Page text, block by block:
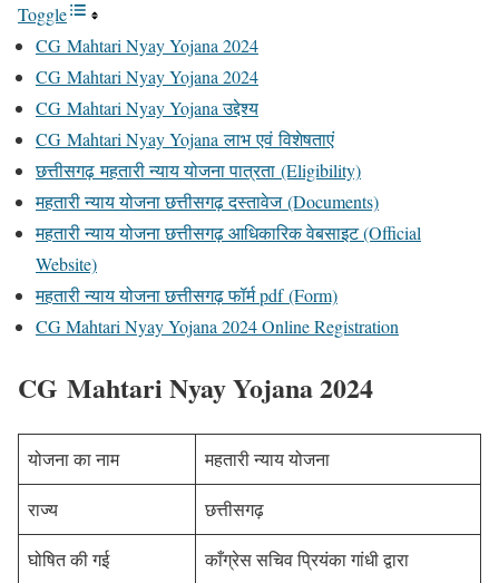
Toggle
CG Mahtari Nyay Yojana 2024
CG Mahtari Nyay Yojana 2024
CG Mahtari Nyay Yojana उद्देश्य
CG Mahtari Nyay Yojana लाभ एवं विशेषताएं
छत्तीसगढ़ महतारी न्याय योजना पात्रता (Eligibility)
महतारी न्याय योजना छत्तीसगढ़ दस्तावेज (Documents)
महतारी न्याय योजना छत्तीसगढ़ आधिकारिक वेबसाइट (Official
Website)
महतारी न्याय योजना छत्तीसगढ़ फॉर्म pdf (Form)
CG Mahtari Nyay Yojana 2024 Online Registration
CG Mahtari Nyay Yojana 2024
योजना का नाम महतारी न्याय योजना
राज्य छत्तीसगढ़
घोषित की गई काँग्रेस सचिव प्रियंका गांधी द्वारा